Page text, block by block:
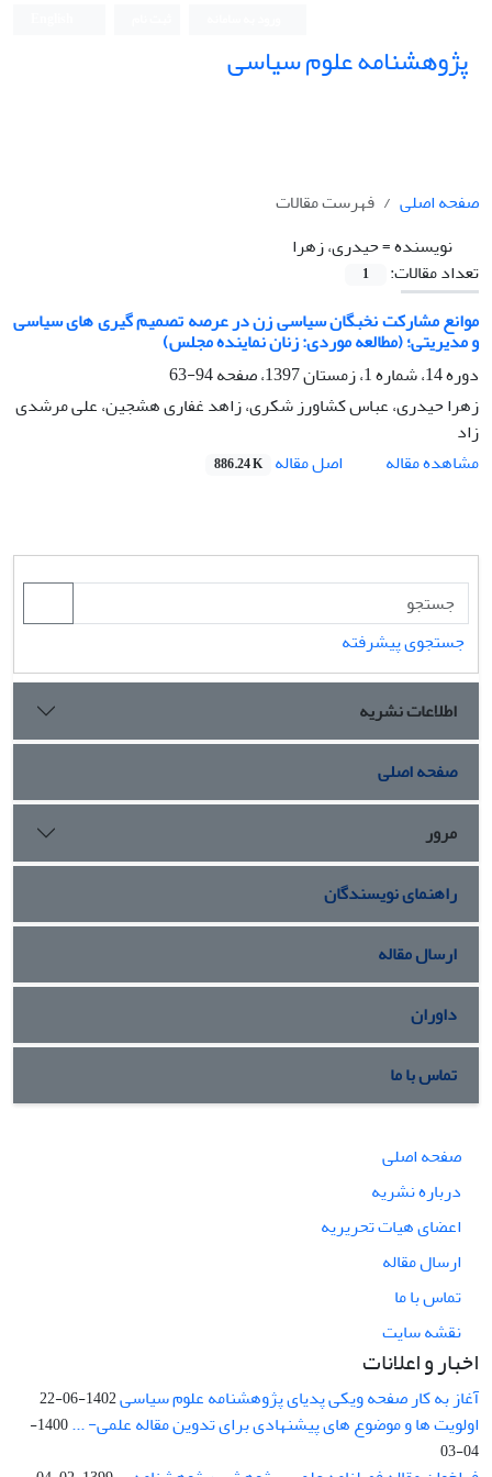
پژوهشنامه علوم سیاسی
صفحه اصلی
فهرست مقالات
نویسنده =حیدری، زهرا
تعداد مقالات:
1
موانع مشارکت نخبگان سیاسی زن در عرصه تصمیم گیری های سیاسی
و مدیریتی؛ (مطالعه موردی: زنان نماینده مجلس)
دوره 14، شماره 1، زمستان 1397، صفحه
94-63
زهرا حیدری، عباس کشاورز شکری، زاهد غفاری هشجین، علی مرشدی
زاد
مشاهده مقاله
اصل مقاله 886.24 K
جستجوی پیشرفته
اطلاعات نشریه
صفحه اصلی
مرور
راهنمای نویسندگان
ارسال مقاله
داوران
تماس با ما
صفحه اصلی
درباره نشریه
اعضای هیات تحریریه
ارسال مقاله
تماس با ما
نقشه سایت
اخبار و اعلانات
آغاز به کار صفحه ویکی پدیای پژوهشنامه علوم سیاسی1402-06-22
اولویت ها و موضوع های پیشنهادی برای تدوین مقاله علمی- ...
1400-
04-03